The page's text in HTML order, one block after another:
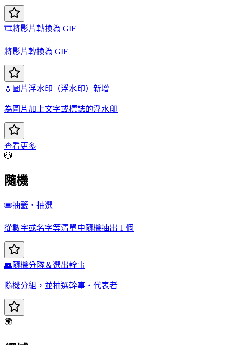
🎞️將影片轉換為 GIF
將影片轉換為 GIF
💧 圖片浮水印（浮水印）新增
為圖片加上文字或標誌的浮水印
查看更多
🎲
隨機
🎟️抽籤・抽選
從數字或名字等清單中隨機抽出 1 個
👥隨機分隊＆選出幹事
隨機分組，並抽選幹事・代表者
🌍